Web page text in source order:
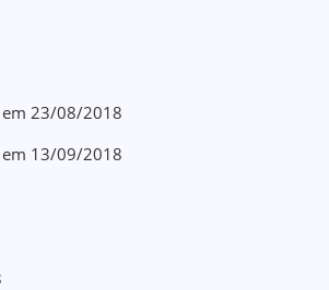
em 23/08/2018
em 13/09/2018